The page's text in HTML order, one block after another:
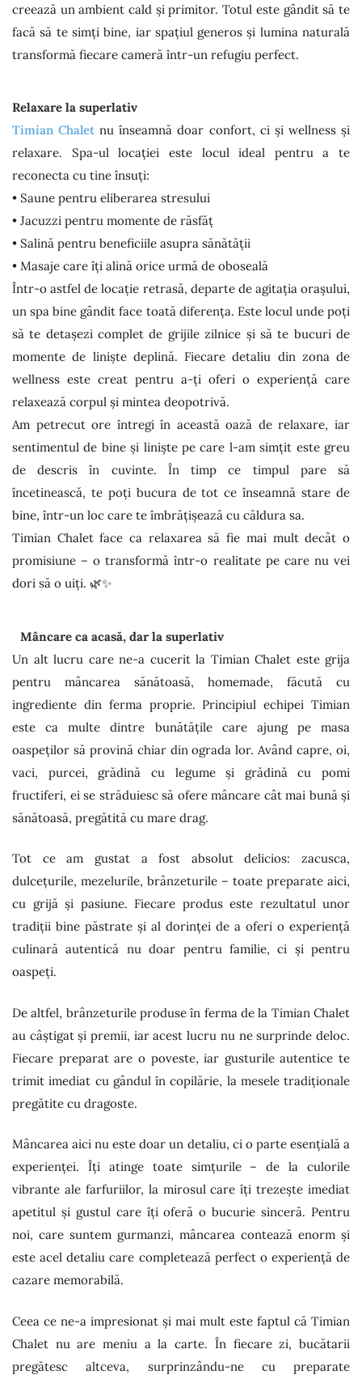
creează un ambient cald și primitor. Totul este gândit să te
facă să te simți bine, iar spațiul generos și lumina naturală
transformă fiecare cameră într-un refugiu perfect.
Relaxare la superlativ
Timian Chalet nu înseamnă doar confort, ci și wellness și
relaxare. Spa-ul locației este locul ideal pentru a te
reconecta cu tine însuți:
• Saune pentru eliberarea stresului
• Jacuzzi pentru momente de răsfăț
• Salină pentru beneficiile asupra sănătății
• Masaje care îți alină orice urmă de oboseală
Într-o astfel de locație retrasă, departe de agitația orașului,
un spa bine gândit face toată diferența. Este locul unde poți
să te detașezi complet de grijile zilnice și să te bucuri de
momente de liniște deplină. Fiecare detaliu din zona de
wellness este creat pentru a-ți oferi o experiență care
relaxează corpul și mintea deopotrivă.
Am petrecut ore întregi în această oază de relaxare, iar
sentimentul de bine și liniște pe care l-am simțit este greu
de descris în cuvinte. În timp ce timpul pare să
încetinească, te poți bucura de tot ce înseamnă stare de
bine, într-un loc care te îmbrățișează cu căldura sa.
Timian Chalet face ca relaxarea să fie mai mult decât o
promisiune – o transformă într-o realitate pe care nu vei
dori să o uiți. 🌿✨
Mâncare ca acasă, dar la superlativ
Un alt lucru care ne-a cucerit la Timian Chalet este grija
pentru mâncarea sănătoasă, homemade, făcută cu
ingrediente din ferma proprie. Principiul echipei Timian
este ca multe dintre bunătățile care ajung pe masa
oaspeților să provină chiar din ograda lor. Având capre, oi,
vaci, purcei, grădină cu legume și grădină cu pomi
fructiferi, ei se străduiesc să ofere mâncare cât mai bună și
sănătoasă, pregătită cu mare drag.
Tot ce am gustat a fost absolut delicios: zacusca,
dulcețurile, mezelurile, brânzeturile – toate preparate aici,
cu grijă și pasiune. Fiecare produs este rezultatul unor
tradiții bine păstrate și al dorinței de a oferi o experiență
culinară autentică nu doar pentru familie, ci și pentru
oaspeți.
De altfel, brânzeturile produse în ferma de la Timian Chalet
au câștigat și premii, iar acest lucru nu ne surprinde deloc.
Fiecare preparat are o poveste, iar gusturile autentice te
trimit imediat cu gândul în copilărie, la mesele tradiționale
pregătite cu dragoste.
Mâncarea aici nu este doar un detaliu, ci o parte esențială a
experienței. Îți atinge toate simțurile – de la culorile
vibrante ale farfuriilor, la mirosul care îți trezește imediat
apetitul și gustul care îți oferă o bucurie sinceră. Pentru
noi, care suntem gurmanzi, mâncarea contează enorm și
este acel detaliu care completează perfect o experiență de
cazare memorabilă.
Ceea ce ne-a impresionat și mai mult este faptul că Timian
Chalet nu are meniu a la carte. În fiecare zi, bucătarii
pregătesc altceva, surprinzându-ne cu preparate